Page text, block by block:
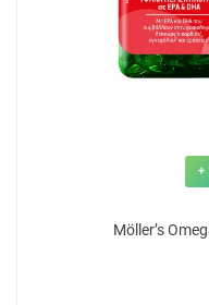
+
Möller’s